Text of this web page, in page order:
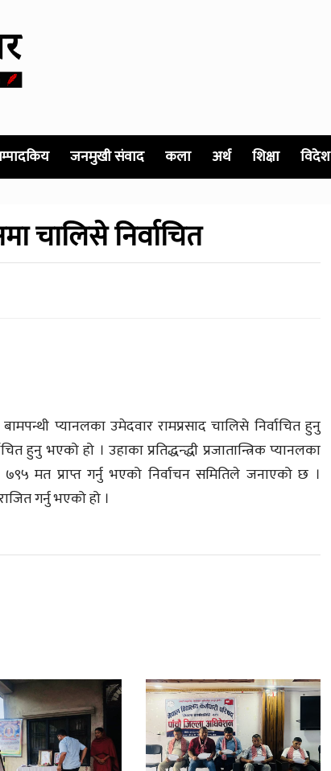
जनमुखी संवाद कला अर्थ शिक्षा विदेश
चालिसे निर्वाचित
प्यानलका उमेदवार रामप्रसाद चालिसे निर्वाचित हुनु
हुनु भएको हो । उहाका प्रतिद्धन्द्धी प्रजातान्त्रिक प्यानलका
मत प्राप्त गर्नु भएको निर्वाचन समितिले जनाएको छ ।
गर्नु भएको हो ।